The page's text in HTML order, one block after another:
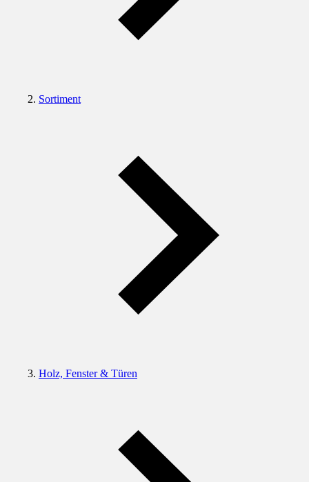
Sortiment
Holz, Fenster & Türen